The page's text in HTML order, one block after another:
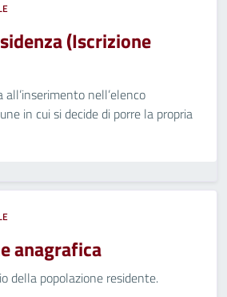
(Iscrizione
all’inserimento nell’elenco
in cui si decide di porre la propria
anagrafica
della popolazione residente.